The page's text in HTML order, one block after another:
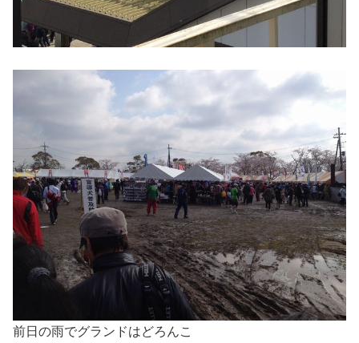
前日の雨でグランドはどろんこ